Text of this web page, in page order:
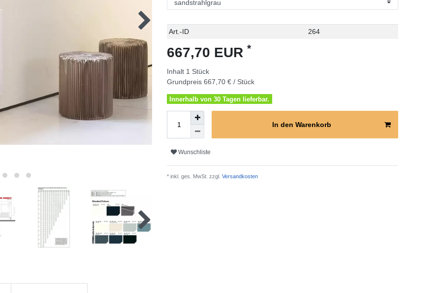
Technisches
Wert
Art.-ID 264
667,70 EUR *
Inhalt 1 Stück
Grundpreis 667,70 € / Stück
Innerhalb von 30 Tagen lieferbar.
In den Warenkorb
Wunschliste
* inkl. ges. MwSt. zzgl. Versandkosten